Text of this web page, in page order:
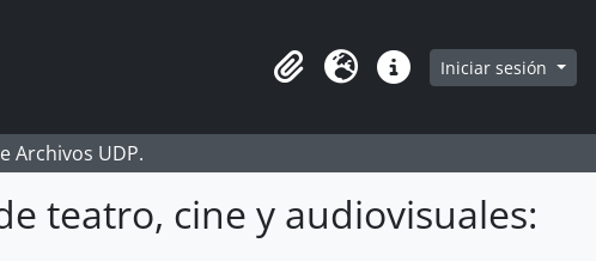
Portapapeles
Idioma Enlaces rápidos
Iniciar sesión
Archivos UDP.
teatro, cine y audiovisuales: